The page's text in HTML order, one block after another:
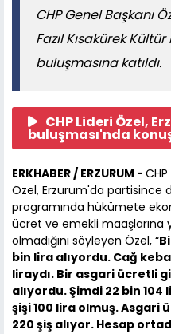
CHP Genel Başkanı
Fazıl Kısakürek
buluşmasına katıldı.
CHP Lideri Özel,
buluşması'nda
ERKHABER / ERZURUM -
Özel, Erzurum'da partisince
programında hükümete
ücret ve emekli maaşlarına
olmadığını söyleyen Özel, “
bin lira alıyordu. Cağ
liraydı. Bir asgari ücretli
alıyordu. Şimdi 22 bin
şişi 100 lira olmuş. Asgari
220 şiş alıyor. Hesap